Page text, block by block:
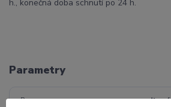
h., konečná doba schnutí po 24 h.
Parametry
Barva emailová